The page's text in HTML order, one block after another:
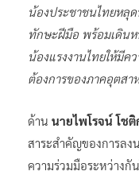
น้องประชาชนไทยหลุ
ทักษะฝีมือ พร้อมเดิน
น้องแรงงานไทยให้มี
ต้องการของภาคอุตสา
ด้าน นายไพโรจน์ โชติ
สาระสำคัญของการลง
ความร่วมมือระหว่างกั